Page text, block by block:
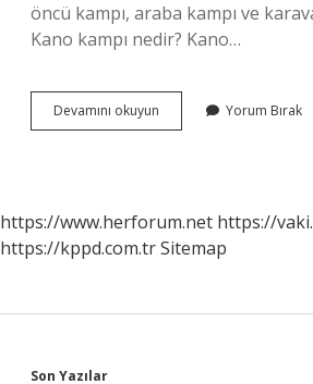
öncü kampı, araba kampı ve
Kano kampı nedir? Kano…
Devamını okuyun
Kamp
Yorum Bırak
https://www.herforum.net https://
https://kppd.com.trSitemap
Son Yazılar